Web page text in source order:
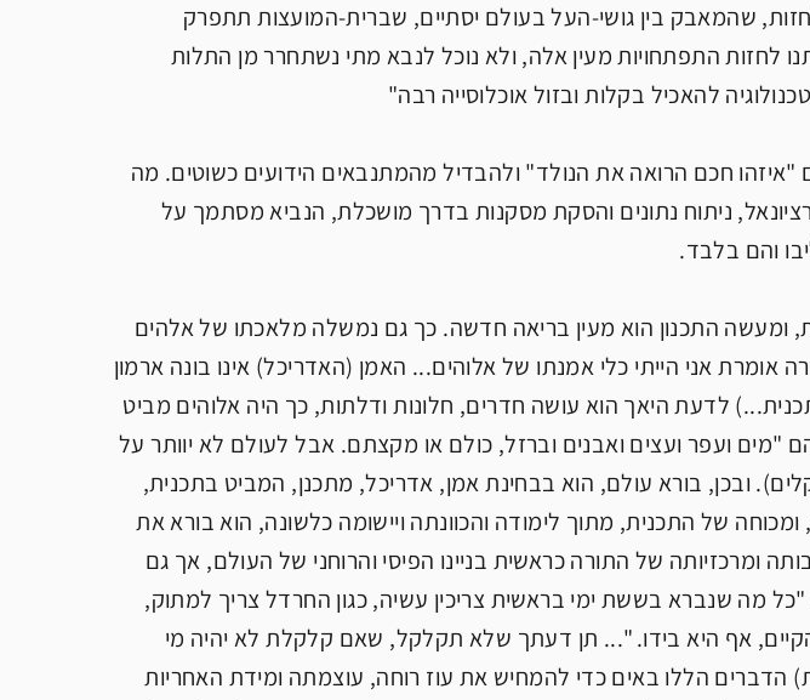
שהמאבק בין גושי-העל בעולם יסתיים, שברית-המועצות תתפרק
לחזות התפתחויות מעין אלה, ולא נוכל לנבא מתי נשתחרר מן התלות
להאכיל בקלות ובזול אוכלוסייה רבה"
"איזהו חכם הרואה את הנולד" ולהבדיל מהמתנבאים הידועים כשוטים. מה
ניתוח נתונים והסקת מסקנות בדרך מושכלת, הנביא מסתמך על
והם בלבד.
ומעשה התכנון הוא מעין בריאה חדשה. כך גם נמשלה מלאכתו של אלהים
אני הייתי כלי אמנתו של אלוהים... האמן (האדריכל) אינו בונה ארמון
לדעת היאך הוא עושה חדרים, חלונות ודלתות, כך היה אלוהים מביט
"מים ועפר ועצים ואבנים וברזל, כולם או מקצתם. אבל לעולם לא יוותר על
ובכן, בורא עולם, הוא בבחינת אמן, אדריכל, מתכנן, המביט בתכנית,
של התכנית, מתוך לימודה והכוונתה ויישומה כלשונה, הוא בורא את
ומרכזיותה של התורה כראשית בניינו הפיסי והרוחני של העולם, אך גם
מה שנברא בששת ימי בראשית צריכין עשיה, כגון החרדל צריך למתוק,
הקיים, אף היא בידו. "... תן דעתך שלא תקלקל, שאם קלקלת לא יהיה מי
הללו באים כדי להמחיש את עוז רוחה, עוצמתה ומידת האחריות